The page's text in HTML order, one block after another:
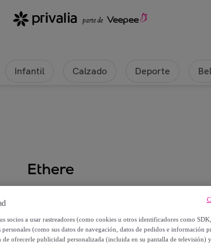
Infantil Calzado Deporte
Ethere
9,99 €
socios a usar rastreadores (como cookies u otros identificadores como
personales (como sus datos de navegación, datos de pedidos e información
ofrecerle publicidad personalizada (incluida en su pantalla de televisión)